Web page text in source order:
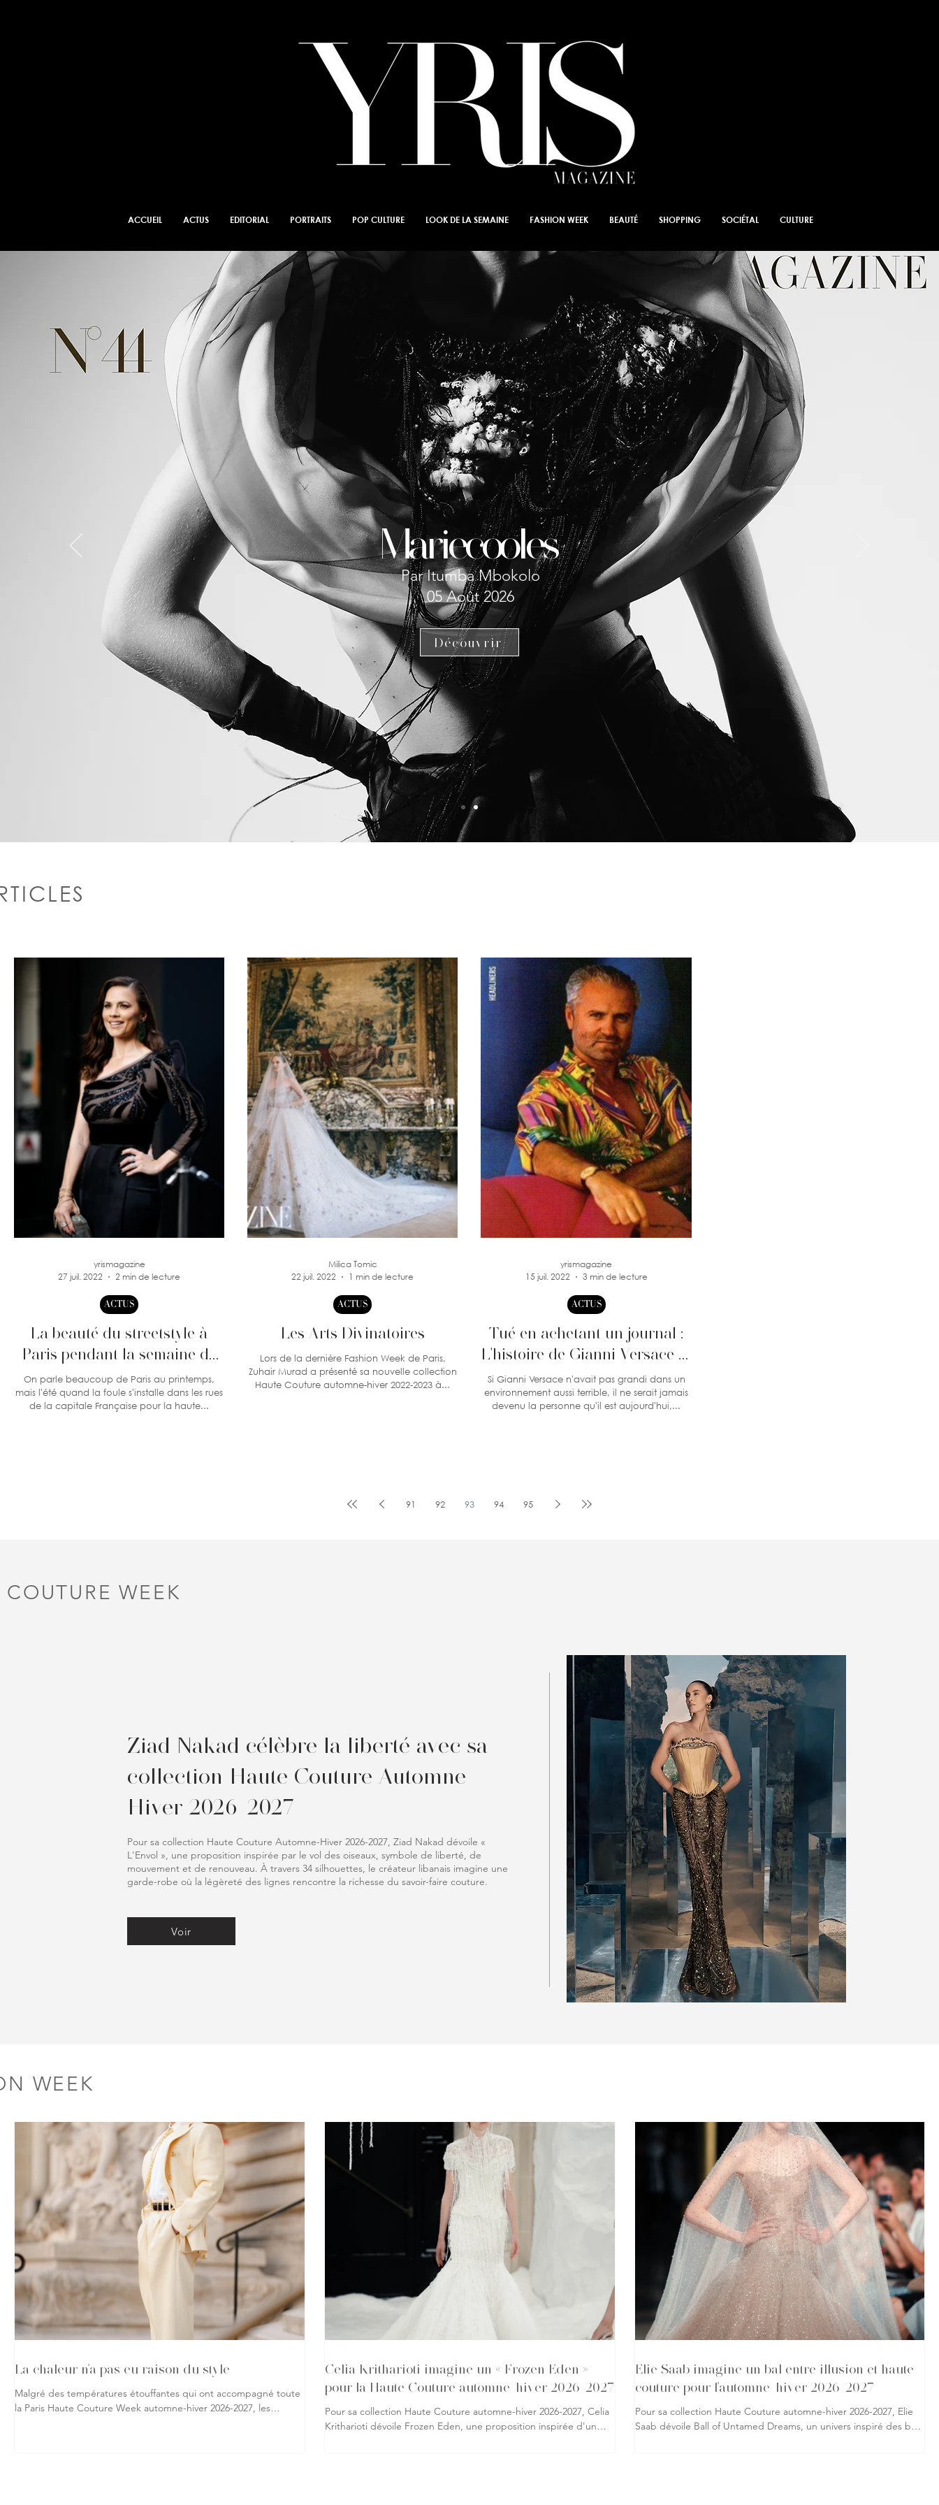
ACCUEIL ACTUS EDITORIAL PORTRAITS POP CULTURE LOOK DE LA SEMAINE FASHION WEEK BEAUTÉ SHOPPING SOCIÉTAL CULTURE
Mariecooles
Par Itumba Mbokolo
05 Août 2026
Découvrir
La beauté du streetstyle à
Paris pendant la semaine de
la haute couture
On parle beaucoup de Paris au printemps,
mais l'été quand la foule s'installe dans les rues
de la capitale Française pour la haute...
ACTUS
yrismagazine
27 juil. 2022
2 min de lecture
Les Arts Divinatoires
Lors de la dernière Fashion Week de Paris,
Zuhair Murad a présenté sa nouvelle collection
Haute Couture automne-hiver 2022-2023 à...
ACTUS
Milica Tomic
22 juil. 2022
1 min de lecture
Tué en achetant un journal :
L'histoire de Gianni Versace et
de l'empire de la mode
Si Gianni Versace n'avait pas grandi dans un
environnement aussi terrible, il ne serait jamais
devenu la personne qu'il est aujourd'hui,...
ACTUS
yrismagazine
15 juil. 2022
3 min de lecture
91 92 93 94 95
WEEK
Ziad Nakad célèbre la liberté avec sa
collection Haute Couture Automne-
Hiver 2026-2027
Pour sa collection Haute Couture Automne-Hiver 2026-2027, Ziad Nakad dévoile «
L'Envol », une proposition inspirée par le vol des oiseaux, symbole de liberté, de
mouvement et de renouveau. À travers 34 silhouettes, le créateur libanais imagine une
garde-robe où la légèreté des lignes rencontre la richesse du savoir-faire couture.
Voir
WEEK
La chaleur n'a pas eu raison du style
Malgré des températures étouffantes qui ont accompagné toute
la Paris Haute Couture Week automne-hiver 2026-2027, les
Celia Kritharioti imagine un « Frozen Eden »
pour la Haute Couture automne-hiver 2026-2027
Pour sa collection Haute Couture automne-hiver 2026-2027, Celia
Kritharioti dévoile Frozen Eden, une proposition inspirée d'un
Elie Saab imagine un bal entre illusion et haute
couture pour l'automne-hiver 2026-2027
Pour sa collection Haute Couture automne-hiver 2026-2027, Elie
Saab dévoile Ball of Untamed Dreams, un univers inspiré des bals